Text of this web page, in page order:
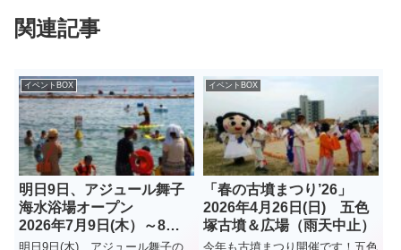
関連記事
イベントBOX
明日9日、アジュール舞子
海水浴場オープン
2026年7月9日(木）～8月
23日(日）
明日9日(木)、アジュール舞子の
イベントBOX
「春の古墳まつり’26」
2026年4月26日(日) 五色
塚古墳＆広場（雨天中止）
今年も古墳まつり開催です！五色